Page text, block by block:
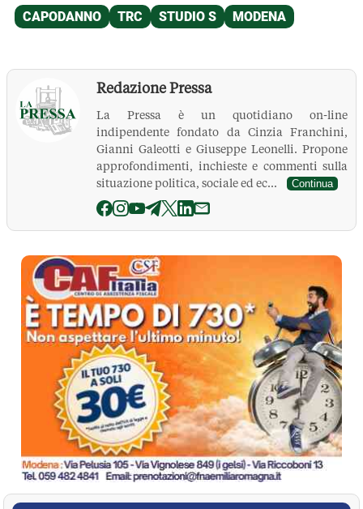
Redazione Pressa
La Pressa è un quotidiano on-line
indipendente fondato da Cinzia Franchini,
Gianni Galeotti e Giuseppe Leonelli. Propone
approfondimenti, inchieste e commenti sulla
situazione politica, sociale ed ec...
Continua
La Pressa